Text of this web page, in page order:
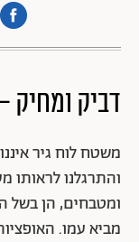
דביק ומחיק
משטח לוח גיר
והתרגלנו לראותו
ומטבחים, הן בשל
מביא עמו.